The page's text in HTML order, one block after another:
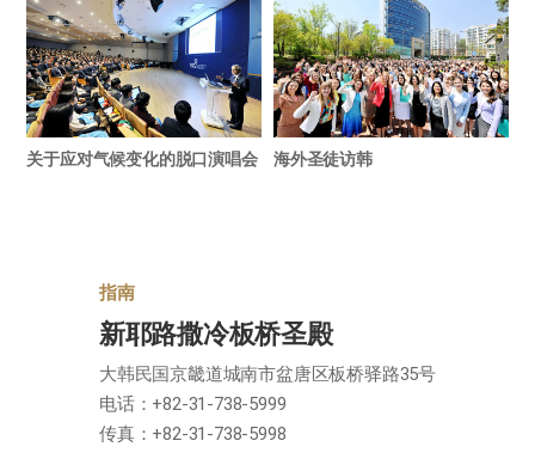
关于应对气候变化的脱口演唱会 海外圣徒访韩
指南
新耶路撒冷板桥圣殿
大韩民国京畿道城南市盆唐区板桥驿路35号
电话：+82-31-738-5999
传真：+82-31-738-5998